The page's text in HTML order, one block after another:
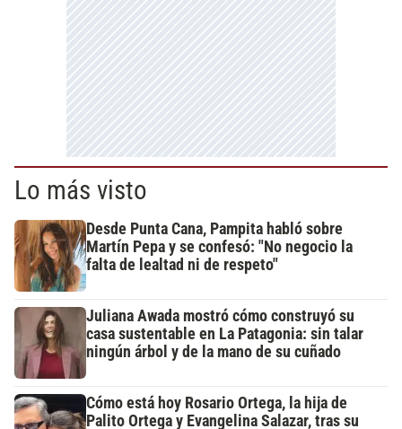
Lo más visto
Desde Punta Cana, Pampita habló sobre
Martín Pepa y se confesó: "No negocio la
falta de lealtad ni de respeto"
Juliana Awada mostró cómo construyó su
casa sustentable en La Patagonia: sin talar
ningún árbol y de la mano de su cuñado
Cómo está hoy Rosario Ortega, la hija de
Palito Ortega y Evangelina Salazar, tras su